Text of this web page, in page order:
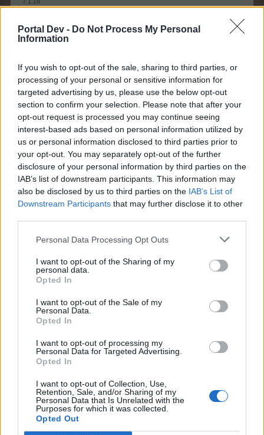
Portal Dev - Do Not Process My Personal
Information
If you wish to opt-out of the sale, sharing to third parties, or
processing of your personal or sensitive information for
targeted advertising by us, please use the below opt-out
section to confirm your selection. Please note that after your
opt-out request is processed you may continue seeing
interest-based ads based on personal information utilized by
us or personal information disclosed to third parties prior to
your opt-out. You may separately opt-out of the further
disclosure of your personal information by third parties on the
IAB’s list of downstream participants. This information may
also be disclosed by us to third parties on the IAB’s List of
Downstream Participants that may further disclose it to other
Personal Data Processing Opt Outs
I want to opt-out of the Sharing of my
personal data.
Opted In
I want to opt-out of the Sale of my
Personal Data.
Opted In
I want to opt-out of processing my
Personal Data for Targeted Advertising.
Opted In
I want to opt-out of Collection, Use,
Retention, Sale, and/or Sharing of my
Personal Data that Is Unrelated with the
Purposes for which it was collected.
Opted Out
KARAKONJO
Адмирал
Е сега то пък за вашето няма угодия - като питат
защо питат, като не отговаряш, защо не отговаряш, а
ако вземеш да отговориш или разкажеш нещо, ама то
не било за пред хората виждаш ли. Ей....
Ето ви един Бьоф Строганов, че явно сте гладни тази
вечер.
И един малинов пай, че явно тука кексовете са с друг
контекст свързани, доста мръснишки мисля.
7.1.18
BUTTERFLAYS
Пазител